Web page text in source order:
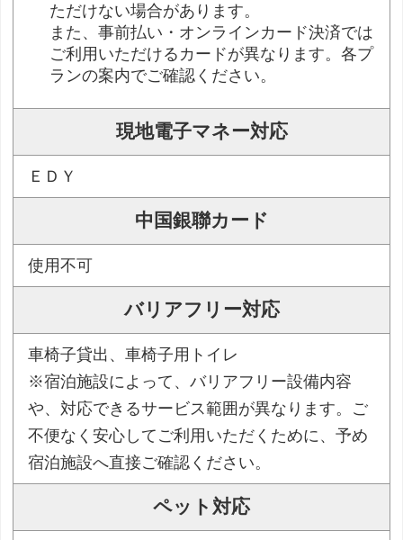
ただけない場合があります。
また、事前払い・オンラインカード決済では
ご利用いただけるカードが異なります。各プ
ランの案内でご確認ください。
現地電子マネー対応
ＥＤＹ
中国銀聯カード
使用不可
バリアフリー対応
車椅子貸出、車椅子用トイレ
※宿泊施設によって、バリアフリー設備内容
や、対応できるサービス範囲が異なります。ご
不便なく安心してご利用いただくために、予め
宿泊施設へ直接ご確認ください。
ペット対応